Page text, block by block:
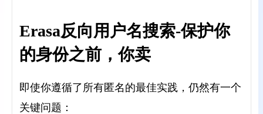
Erasa反向用户名搜索-保护你
的身份之前，你卖
即使你遵循了所有匿名的最佳实践，仍然有一个
关键问题：